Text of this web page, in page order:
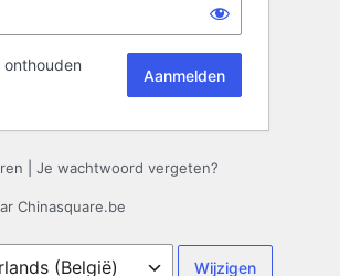
onthouden
Je wachtwoord vergeten?
Chinasquare.be